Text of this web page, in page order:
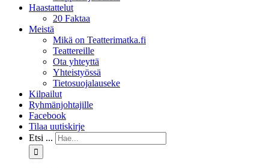
Haastattelut
20 Faktaa
Meistä
Mikä on Teatterimatka.fi
Teattereille
Ota yhteyttä
Yhteistyössä
Tietosuojalauseke
Kilpailut
Ryhmänjohtajille
Facebook
Tilaa uutiskirje
Etsi ...